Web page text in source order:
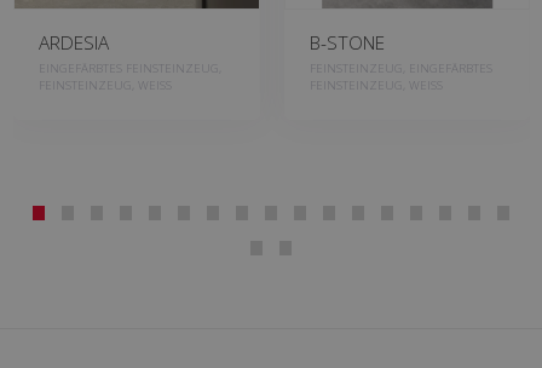
ARDESIA
EINGEFÄRBTES FEINSTEINZEUG,
FEINSTEINZEUG, WEISS
B-STONE
FEINSTEINZEUG, EINGEFÄRBTES
FEINSTEINZEUG, WEISS